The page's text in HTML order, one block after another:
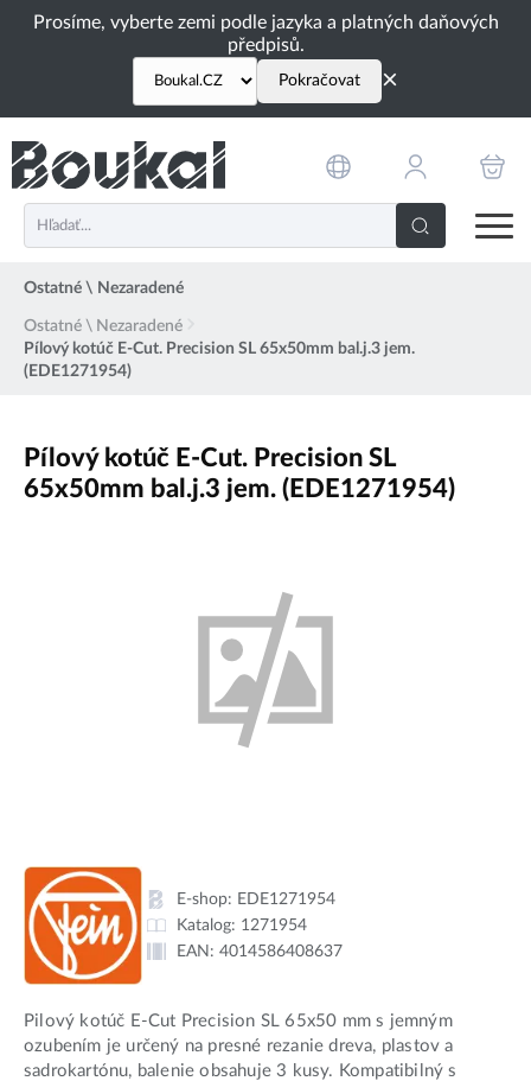
Prosíme, vyberte zemi podle jazyka a platných daňových
předpisů.
Pokračovat ×
Ostatné \ Nezaradené
Ostatné \ Nezaradené
Pílový kotúč E-Cut. Precision SL 65x50mm bal.j.3 jem.
(EDE1271954)
Pílový kotúč E-Cut. Precision SL
65x50mm bal.j.3 jem. (EDE1271954)
E-shop: EDE1271954
Katalog: 1271954
EAN: 4014586408637
Pilový kotúč E-Cut Precision SL 65x50 mm s jemným
ozubením je určený na presné rezanie dreva, plastov a
sadrokartónu, balenie obsahuje 3 kusy. Kompatibilný s